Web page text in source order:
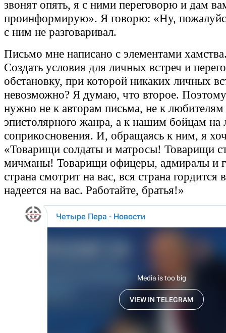
звонят опять, я с ними переговорю и дам
проинформирую». Я говорю: «Ну,
с ним не разговаривал.
Письмо мне написано с элементами
Создать условия для личных встреч и
обстановку, при которой никаких личных
невозможно? Я думаю, что второе.
нужно не к авторам письма, не к любителям
эпистолярного жанра, а к нашим бойцам на
соприкосновения. И, обращаясь к ним, я
«Товарищи солдаты и матросы! Товарищи
мичманы! Товарищи офицеры, адмиралы и
страна смотрит на вас, вся страна гордится
надеется на вас. Работайте, братья!»